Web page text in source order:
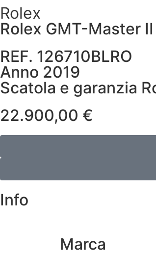
Rolex
Rolex GMT-Master II
REF. 126710BLRO
Anno 2019
Scatola e garanzia
22.900,00 €
Info
Marca